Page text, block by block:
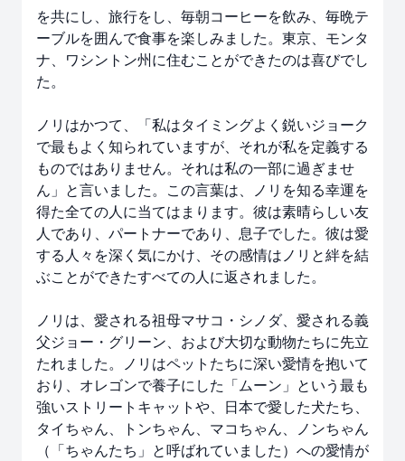
を共にし、旅行をし、毎朝コーヒーを飲み、毎晩テ
ーブルを囲んで食事を楽しみました。東京、モンタ
ナ、ワシントン州に住むことができたのは喜びでし
た。
ノリはかつて、「私はタイミングよく鋭いジョーク
で最もよく知られていますが、それが私を定義する
ものではありません。それは私の一部に過ぎませ
ん」と言いました。この言葉は、ノリを知る幸運を
得た全ての人に当てはまります。彼は素晴らしい友
人であり、パートナーであり、息子でした。彼は愛
する人々を深く気にかけ、その感情はノリと絆を結
ぶことができたすべての人に返されました。
ノリは、愛される祖母マサコ・シノダ、愛される義
父ジョー・グリーン、および大切な動物たちに先立
たれました。ノリはペットたちに深い愛情を抱いて
おり、オレゴンで養子にした「ムーン」という最も
強いストリートキャットや、日本で愛した犬たち、
タイちゃん、トンちゃん、マコちゃん、ノンちゃん
（「ちゃんたち」と呼ばれていました）への愛情が